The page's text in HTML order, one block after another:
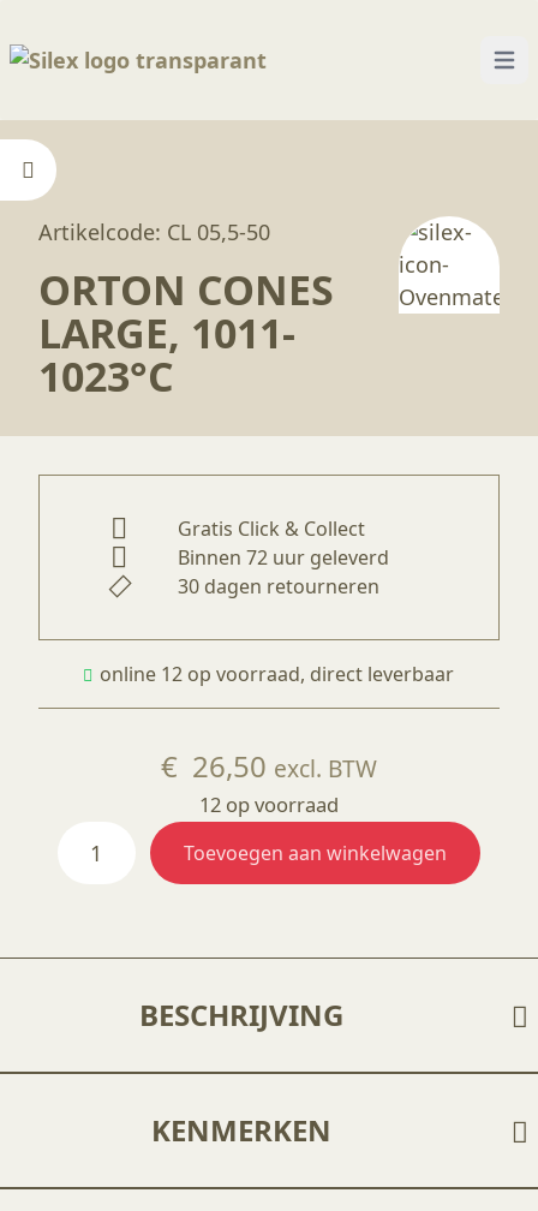
Artikelcode: CL 05,5-50
ORTON CONES
LARGE, 1011-
1023°C
Gratis Click & Collect
Binnen 72 uur geleverd
30 dagen retourneren
online 12 op voorraad, direct leverbaar
€ 26,50 excl. BTW
12 op voorraad
cones
Toevoegen aan winkelwagen
BESCHRIJVING
KENMERKEN